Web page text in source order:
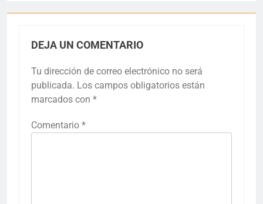
DEJA UN COMENTARIO
Tu dirección de correo electrónico no será
publicada. Los campos obligatorios están
marcados con *
Comentario *